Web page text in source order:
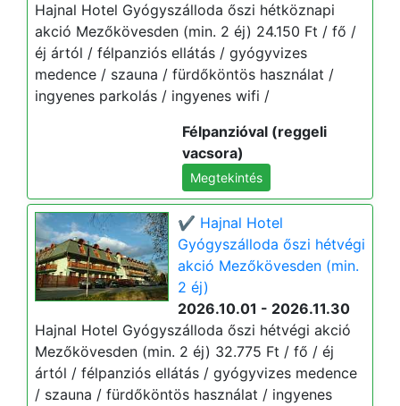
Hajnal Hotel Gyógyszálloda őszi hétköznapi
akció Mezőkövesden (min. 2 éj) 24.150 Ft / fő /
éj ártól / félpanziós ellátás / gyógyvizes
medence / szauna / fürdőköntös használat /
ingyenes parkolás / ingyenes wifi /
Félpanzióval (reggeli
vacsora)
Megtekintés
✔️ Hajnal Hotel
Gyógyszálloda őszi hétvégi
akció Mezőkövesden (min.
2 éj)
2026.10.01 - 2026.11.30
Hajnal Hotel Gyógyszálloda őszi hétvégi akció
Mezőkövesden (min. 2 éj) 32.775 Ft / fő / éj
ártól / félpanziós ellátás / gyógyvizes medence
/ szauna / fürdőköntös használat / ingyenes